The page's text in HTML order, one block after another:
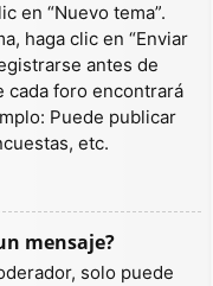
en “Nuevo tema”.
haga clic en “Enviar
antes de
cada foro encontrará
Puede publicar
etc.
mensaje?
solo puede